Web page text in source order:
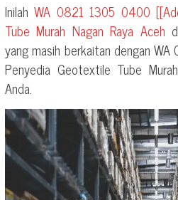
InilahWA 0821 1305 0400
Tube Murah Nagan Raya Aceh
yang masih berkaitan dengan WA
Penyedia Geotextile Tube
Anda.